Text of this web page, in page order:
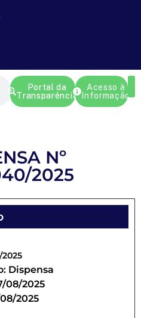
Portal da
Transparência
Acesso à
Informação
Nº
2025
Dispensa
08/2025
2025